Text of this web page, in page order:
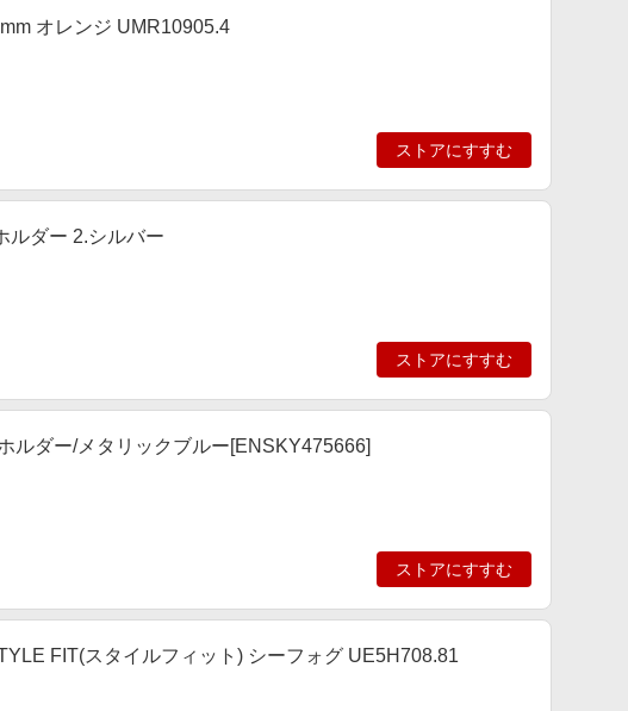
オレンジ UMR10905.4
ストアにすすむ
ダー 2.シルバー
ストアにすすむ
ルダー/メタリックブルー[ENSKY475666]
ストアにすすむ
FIT(スタイルフィット) シーフォグ UE5H708.81